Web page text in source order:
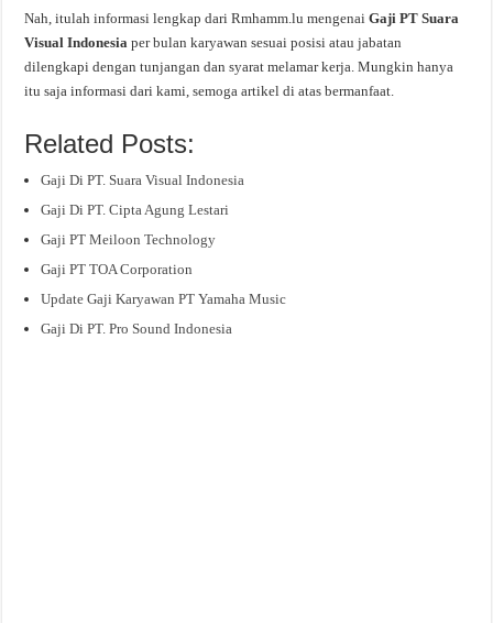
Nah, itulah informasi lengkap dari Rmhamm.lu mengenaiGaji PT Suara
Visual Indonesiaper bulan karyawan sesuai posisi atau jabatan
dilengkapi dengan tunjangan dan syarat melamar kerja. Mungkin hanya
itu saja informasi dari kami, semoga artikel di atas bermanfaat.
Related Posts:
Gaji Di PT. Suara Visual Indonesia
Gaji Di PT. Cipta Agung Lestari
Gaji PT Meiloon Technology
Gaji PT TOA Corporation
Update Gaji Karyawan PT Yamaha Music
Gaji Di PT. Pro Sound Indonesia